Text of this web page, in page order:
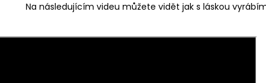
Na následujícím videu můžete vidět jak s láskou